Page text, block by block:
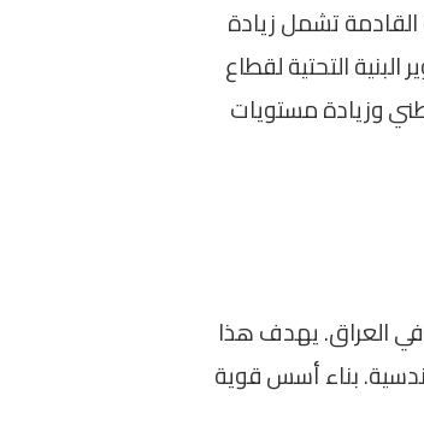
القادمة تشمل زيادة
التحتية لقطاع
وزيادة مستويات
في العراق. يهدف هذا
بناء أسس قوية